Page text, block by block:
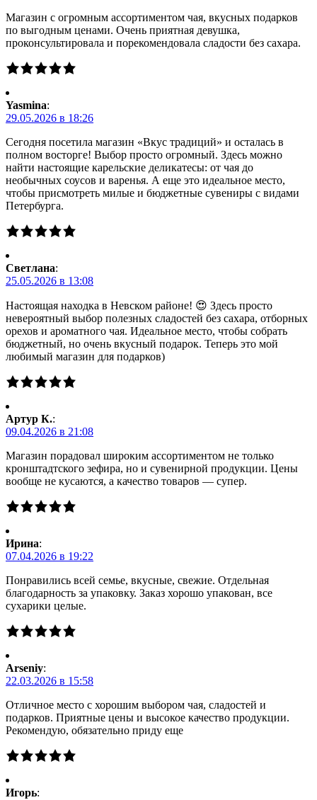
Магазин с огромным ассортиментом чая, вкусных подарков
по выгодным ценами. Очень приятная девушка,
проконсультировала и порекомендовала сладости без сахара.
Yasmina:
29.05.2026 в 18:26
Сегодня посетила магазин «Вкус традиций» и осталась в
полном восторге! Выбор просто огромный. Здесь можно
найти настоящие карельские деликатесы: от чая до
необычных соусов и варенья. А еще это идеальное место,
чтобы присмотреть милые и бюджетные сувениры с видами
Петербурга.
Светлана:
25.05.2026 в 13:08
Настоящая находка в Невском районе! 😍 Здесь просто
невероятный выбор полезных сладостей без сахара, отборных
орехов и ароматного чая. Идеальное место, чтобы собрать
бюджетный, но очень вкусный подарок. Теперь это мой
любимый магазин для подарков)
Артур К.:
09.04.2026 в 21:08
Магазин порадовал широким ассортиментом не только
кронштадтского зефира, но и сувенирной продукции. Цены
вообще не кусаются, а качество товаров — супер.
Ирина:
07.04.2026 в 19:22
Понравились всей семье, вкусные, свежие. Отдельная
благодарность за упаковку. Заказ хорошо упакован, все
сухарики целые.
Arseniy:
22.03.2026 в 15:58
Отличное место с хорошим выбором чая, сладостей и
подарков. Приятные цены и высокое качество продукции.
Рекомендую, обязательно приду еще
Игорь: